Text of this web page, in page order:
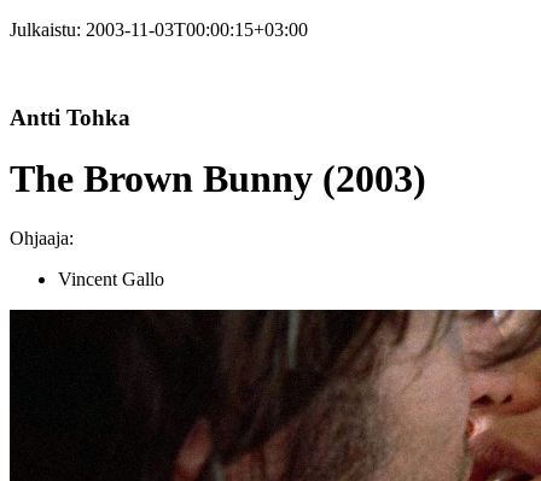
Julkaistu: 2003-11-03T00:00:15+03:00
Antti Tohka
The Brown Bunny (2003)
Ohjaaja:
Vincent Gallo